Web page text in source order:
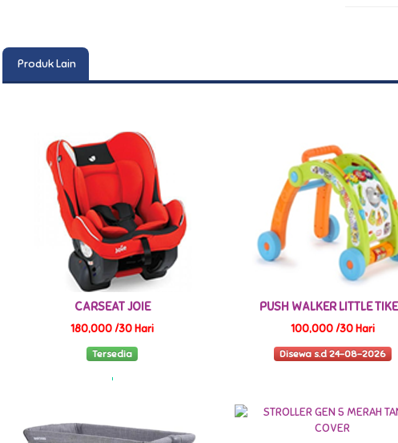
Produk Lain
CARSEAT JOIE
180,000 /30 Hari
Tersedia
PUSH WALKER LITTLE
100,000 /30 Hari
Disewa s.d 24-08-2026